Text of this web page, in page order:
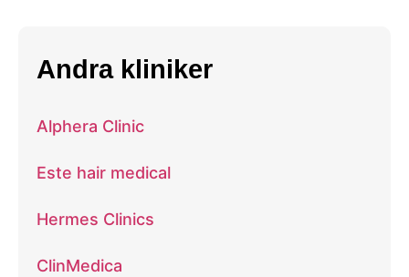
Andra kliniker
Alphera Clinic
Este hair medical
Hermes Clinics
ClinMedica